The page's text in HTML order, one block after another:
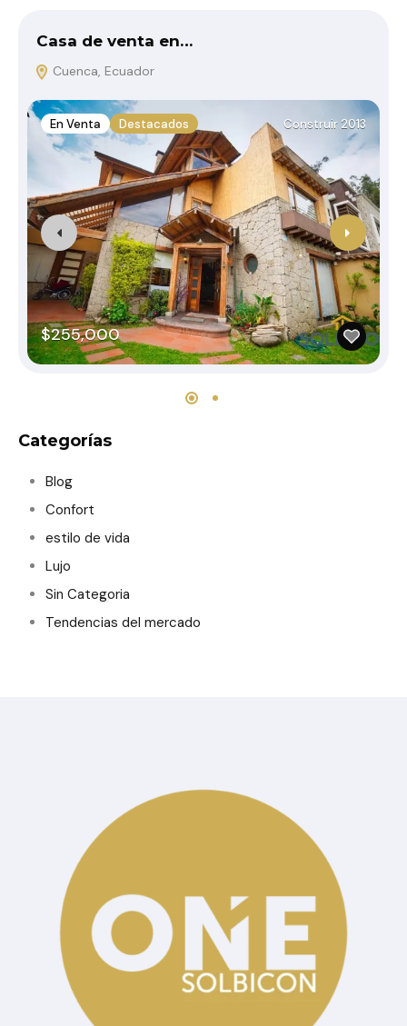
Casa de venta en…
Cuenca, Ecuador
En Venta Destacados Construir 2013
$255,000
Categorías
Blog
Confort
estilo de vida
Lujo
Sin Categoria
Tendencias del mercado